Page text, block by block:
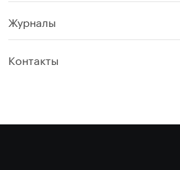
Журналы
Контакты